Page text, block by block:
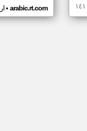
• arabic.rt.com